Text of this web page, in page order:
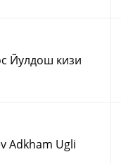
Йулдош кизи
Adkham Ugli